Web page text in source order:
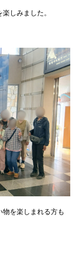
しみました。
を楽しまれる方も